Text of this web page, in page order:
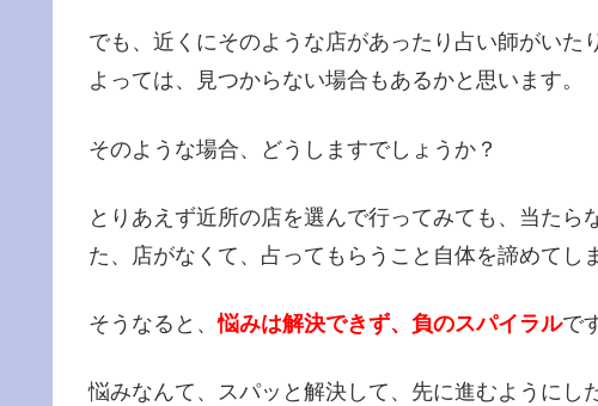
でも、近くにそのような店があったり占い師がい
よっては、見つからない場合もあるかと思います。
そのような場合、どうしますでしょうか？
とりあえず近所の店を選んで行ってみても、当たら
た、店がなくて、占ってもらうこと自体を諦めてし
そうなると、悩みは解決できず、負のスパイラルで
悩みなんて、スパッと解決して、先に進むようにし